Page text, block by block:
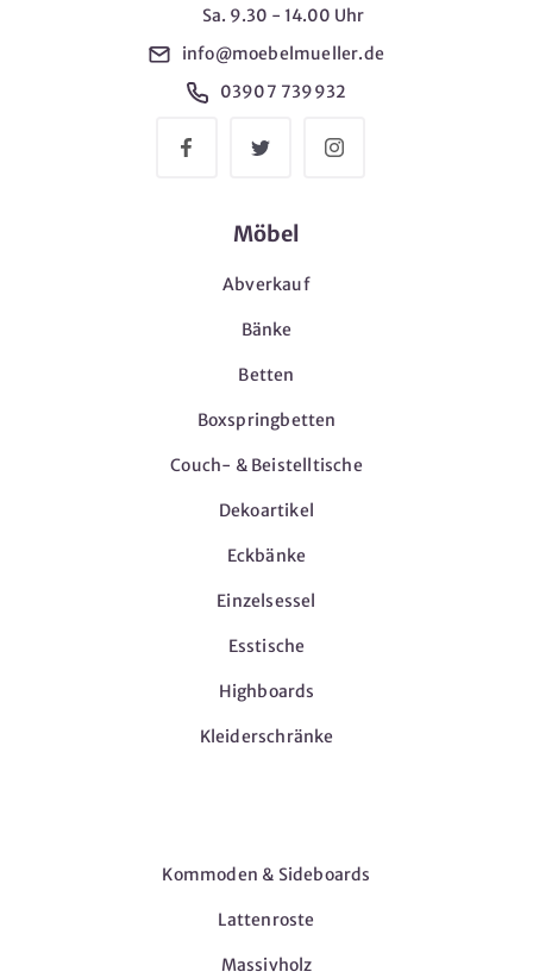
Sa. 9.30 - 14.00 Uhr
info@moebelmueller.de
03907 739932
Möbel
Abverkauf
Bänke
Betten
Boxspringbetten
Couch- & Beistelltische
Dekoartikel
Eckbänke
Einzelsessel
Esstische
Highboards
Kleiderschränke
Kommoden & Sideboards
Lattenroste
Massivholz